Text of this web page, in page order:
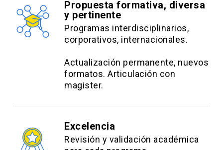
Propuesta formativa, diversa
y pertinente
Programas interdisciplinarios,
corporativos, internacionales.
Actualización permanente, nuevos
formatos. Articulación con
magister.
Excelencia
Revisión y validación académica